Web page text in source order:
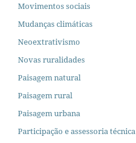
Movimentos sociais
Mudanças climáticas
Neoextrativismo
Novas ruralidades
Paisagem natural
Paisagem rural
Paisagem urbana
Participação e assessoria técnica